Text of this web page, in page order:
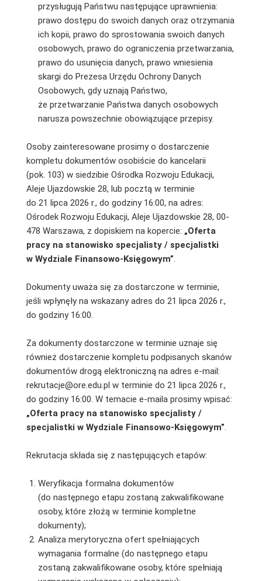
przysługują Państwu następujące uprawnienia:
prawo dostępu do swoich danych oraz otrzymania
ich kopii, prawo do sprostowania swoich danych
osobowych, prawo do ograniczenia przetwarzania,
prawo do usunięcia danych, prawo wniesienia
skargi do Prezesa Urzędu Ochrony Danych
Osobowych, gdy uznają Państwo,
że przetwarzanie Państwa danych osobowych
narusza powszechnie obowiązujące przepisy.
Osoby zainteresowane prosimy o dostarczenie
kompletu dokumentów osobiście do kancelarii
(pok. 103) w siedzibie Ośrodka Rozwoju Edukacji,
Aleje Ujazdowskie 28, lub pocztą w terminie
do 21 lipca 2026 r., do godziny 16:00, na adres:
Ośrodek Rozwoju Edukacji, Aleje Ujazdowskie 28, 00-
478 Warszawa, z dopiskiem na kopercie: „Oferta
pracy na stanowisko specjalisty / specjalistki
w Wydziale Finansowo-Księgowym”.
Dokumenty uważa się za dostarczone w terminie,
jeśli wpłynęły na wskazany adres do 21 lipca 2026 r.,
do godziny 16:00.
Za dokumenty dostarczone w terminie uznaje się
również dostarczenie kompletu podpisanych skanów
dokumentów drogą elektroniczną na adres e-mail:
rekrutacje@ore.edu.pl w terminie do 21 lipca 2026 r.,
do godziny 16:00. W temacie e-maila prosimy wpisać:
„Oferta pracy na stanowisko specjalisty /
specjalistki w Wydziale Finansowo-Księgowym”.
Rekrutacja składa się z następujących etapów:
Weryfikacja formalna dokumentów
(do następnego etapu zostaną zakwalifikowane
osoby, które złożą w terminie kompletne
dokumenty);
Analiza merytoryczna ofert spełniających
wymagania formalne (do następnego etapu
zostaną zakwalifikowane osoby, które spełniają